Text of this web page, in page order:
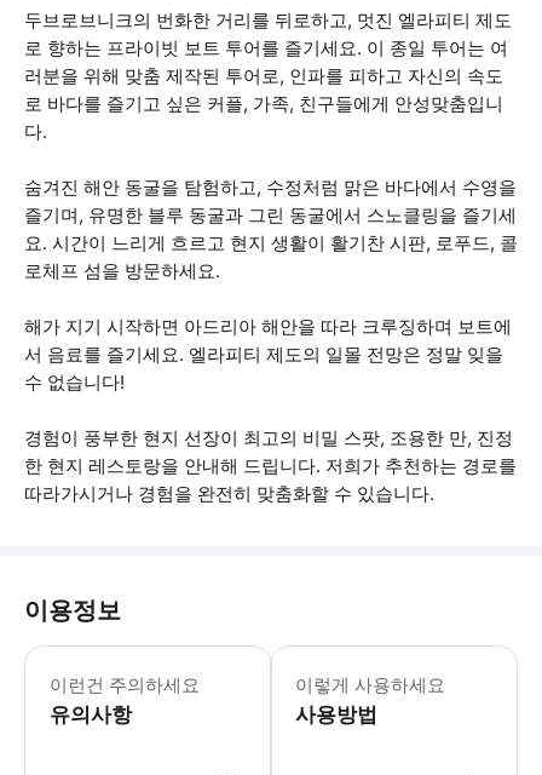
두브로브니크의 번화한 거리를 뒤로하고, 멋진 엘라피티 제도
로 향하는 프라이빗 보트 투어를 즐기세요. 이 종일 투어는 여
러분을 위해 맞춤 제작된 투어로, 인파를 피하고 자신의 속도
로 바다를 즐기고 싶은 커플, 가족, 친구들에게 안성맞춤입니
다.
숨겨진 해안 동굴을 탐험하고, 수정처럼 맑은 바다에서 수영을
즐기며, 유명한 블루 동굴과 그린 동굴에서 스노클링을 즐기세
요. 시간이 느리게 흐르고 현지 생활이 활기찬 시판, 로푸드, 콜
로체프 섬을 방문하세요.
해가 지기 시작하면 아드리아 해안을 따라 크루징하며 보트에
서 음료를 즐기세요. 엘라피티 제도의 일몰 전망은 정말 잊을
수 없습니다!
경험이 풍부한 현지 선장이 최고의 비밀 스팟, 조용한 만, 진정
한 현지 레스토랑을 안내해 드립니다. 저희가 추천하는 경로를
따라가시거나 경험을 완전히 맞춤화할 수 있습니다.
이용정보
이런건 주의하세요
유의사항
* 소요시간 : 480분 (옵션에 따라 소
이렇게 사용하세요
사용방법